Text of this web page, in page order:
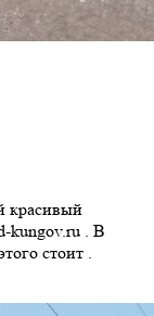
красивый
kungov.ru . В
стоит .